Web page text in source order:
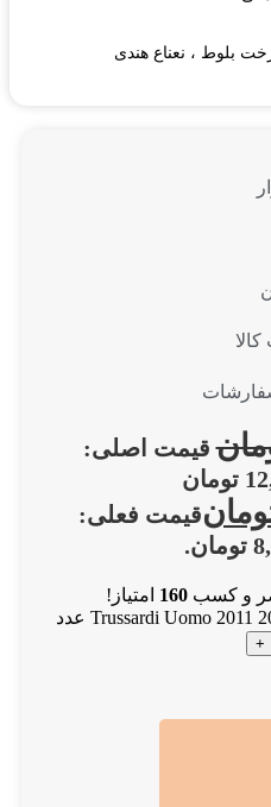
بلوط ، نعناع هندی
قیمت اصلی:
12,500,000 تومان
قیمت فعلی:
و کسب 160 امتیاز!